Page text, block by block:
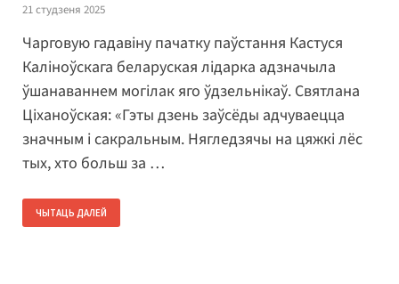
21 студзеня 2025
Чарговую гадавіну пачатку паўстання Кастуся
Каліноўскага беларуская лідарка адзначыла
ўшанаваннем могілак яго ўдзельнікаў. Святлана
Ціханоўская: «Гэты дзень заўсёды адчуваецца
значным і сакральным. Нягледзячы на цяжкі лёс
тых, хто больш за …
ЧЫТАЦЬ ДАЛЕЙ